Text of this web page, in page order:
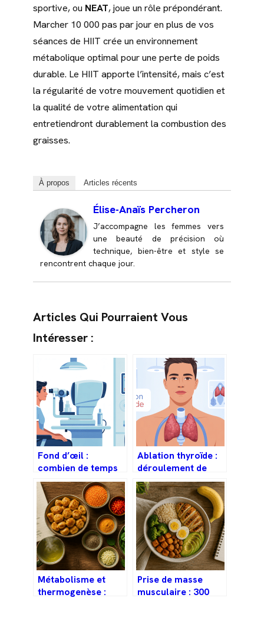
sportive, ou NEAT, joue un rôle prépondérant.
Marcher 10 000 pas par jour en plus de vos
séances de HIIT crée un environnement
métabolique optimal pour une perte de poids
durable. Le HIIT apporte l’intensité, mais c’est
la régularité de votre mouvement quotidien et
la qualité de votre alimentation qui
entretiendront durablement la combustion des
graisses.
À propos Articles récents
Élise-Anaïs Percheron
J’accompagne les femmes vers
une beauté de précision où
technique, bien-être et style se
rencontrent chaque jour.
Articles Qui Pourraient Vous
Intéresser :
Fond d’œil :
combien de temps
sans voir et
comment bien se
préparer
Ablation thyroïde :
déroulement de
l’opération, risques
et vie après
Métabolisme et
thermogenèse :
Prise de masse
musculaire : 300